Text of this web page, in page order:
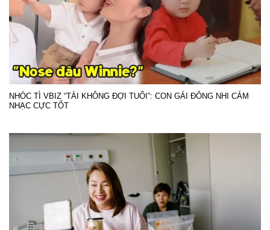
NHÓC TÌ VBIZ “TÀI KHÔNG ĐỢI TUỔI”: CON GÁI ĐÔNG NHI CẢM
NHẠC CỰC TỐT